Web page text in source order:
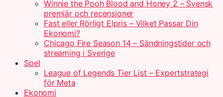
Winnie the Pooh Blood and Honey 2 – Svensk
premiär och recensioner
Fast eller Rörligt Elpris – Vilket Passar Din
Ekonomi?
Chicago Fire Season 14 – Sändningstider och
streaming i Sverige
Spel
League of Legends Tier List – Expertstrategi
för Meta
Ekonomi